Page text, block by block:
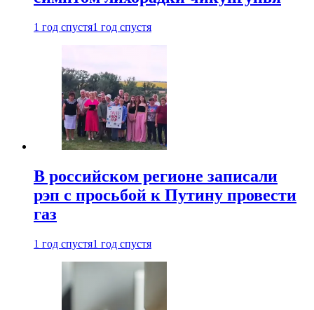
1 год спустя1 год спустя
В российском регионе записали
рэп с просьбой к Путину провести
газ
1 год спустя1 год спустя